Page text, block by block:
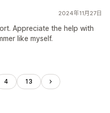
2024年11月27日
Appreciate the help with
like myself.
4 13